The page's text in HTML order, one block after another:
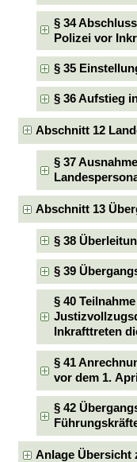
§ 34
Polizei vor
§ 35
§ 36 Aufstieg
Abschnitt 12
§ 37
Abschnitt 13
§ 38
§ 39
§ 40
Inkrafttreten
§ 41
vor dem 1.
§ 42
Anlage Übersicht